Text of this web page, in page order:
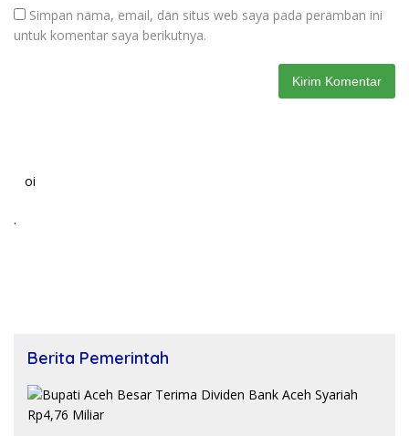
Simpan nama, email, dan situs web saya pada peramban ini
untuk komentar saya berikutnya.
oi
.
Berita Pemerintah